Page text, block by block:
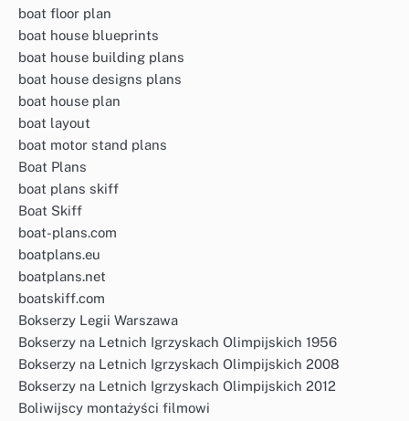
boat floor plan
boat house blueprints
boat house building plans
boat house designs plans
boat house plan
boat layout
boat motor stand plans
Boat Plans
boat plans skiff
Boat Skiff
boat-plans.com
boatplans.eu
boatplans.net
boatskiff.com
Bokserzy Legii Warszawa
Bokserzy na Letnich Igrzyskach Olimpijskich 1956
Bokserzy na Letnich Igrzyskach Olimpijskich 2008
Bokserzy na Letnich Igrzyskach Olimpijskich 2012
Boliwijscy montażyści filmowi